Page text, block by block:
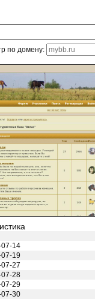
по домену:
14
19
27
28
29
30